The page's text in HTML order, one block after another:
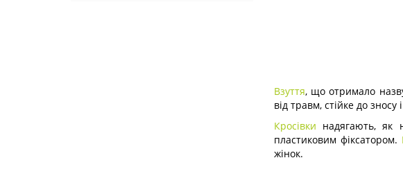
Взуття, що отримало
від травм, стійке до
Кросівки надягають, як
пластиковим фіксатором.
жінок.